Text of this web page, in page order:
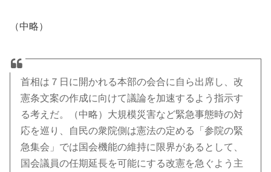
（中略）
首相は７日に開かれる本部の会合に自ら出席し、改
憲条文案の作成に向けて議論を加速するよう指示す
る考えだ。（中略）大規模災害など緊急事態時の対
応を巡り、自民の衆院側は憲法の定める「参院の緊
急集会」では国会機能の維持に限界があるとして、
国会議員の任期延長を可能にする改憲を急ぐよう主